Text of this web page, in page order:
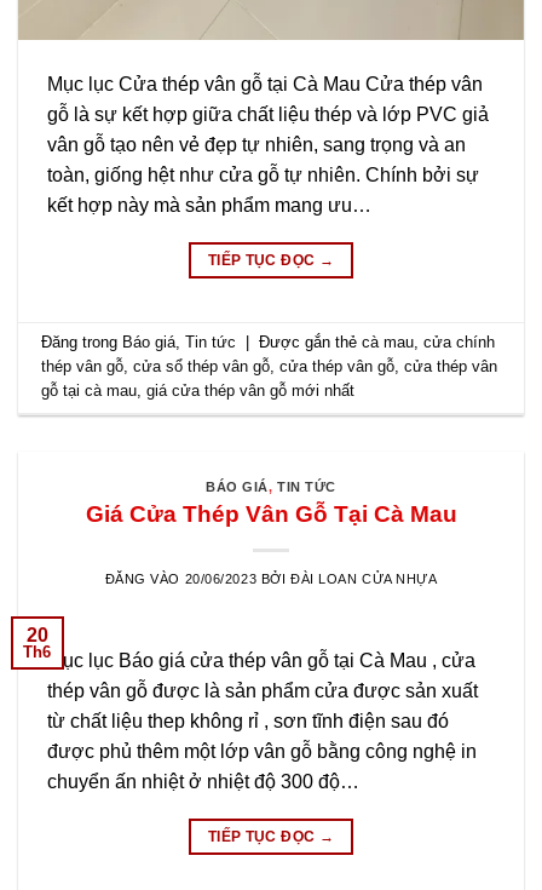
Mục lục Cửa thép vân gỗ tại Cà Mau Cửa thép vân
gỗ là sự kết hợp giữa chất liệu thép và lớp PVC giả
vân gỗ tạo nên vẻ đẹp tự nhiên, sang trọng và an
toàn, giống hệt như cửa gỗ tự nhiên. Chính bởi sự
kết hợp này mà sản phẩm mang ưu…
TIẾP TỤC ĐỌC →
Đăng trong Báo giá ,Tin tức Được gắn thẻcà mau ,cửa chính
thép vân gỗ ,cửa sổ thép vân gỗ ,cửa thép vân gỗ ,cửa thép vân
gỗ tại cà mau ,giá cửa thép vân gỗ mới nhất
BÁO GIÁ,TIN TỨC
Giá Cửa Thép Vân Gỗ Tại Cà Mau
ĐĂNG VÀO 20/06/2023 BỞI ĐÀI LOAN CỬA NHỰA
20
Th6Mục lục Báo giá cửa thép vân gỗ tại Cà Mau , cửa
thép vân gỗ được là sản phẩm cửa được sản xuất
từ chất liệu thep không rỉ , sơn tĩnh điện sau đó
được phủ thêm một lớp vân gỗ bằng công nghệ in
chuyển ấn nhiệt ở nhiệt độ 300 độ…
TIẾP TỤC ĐỌC →